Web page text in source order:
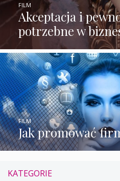
Akceptacja i
potrzebne w
FILM
Jak promować
FILM
KATEGORIE